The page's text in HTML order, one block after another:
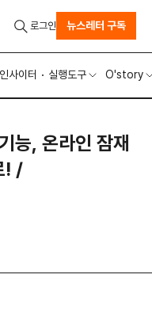
인사이터 실행도구 O'story
로그인 뉴스레터 구독
능, 온라인 잠재
! /